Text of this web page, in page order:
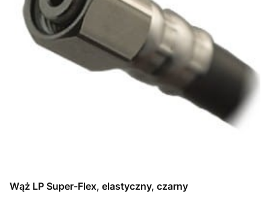
Wąż LP Super-Flex, elastyczny, czarny